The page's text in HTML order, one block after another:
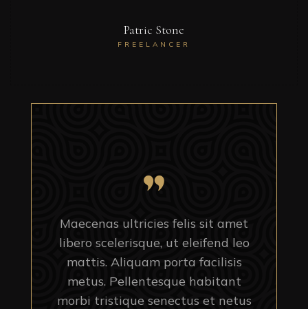
Patric Stone
FREELANCER
Maecenas ultricies felis sit amet
libero scelerisque, ut eleifend leo
mattis. Aliquam porta facilisis
metus. Pellentesque habitant
morbi tristique senectus et netus